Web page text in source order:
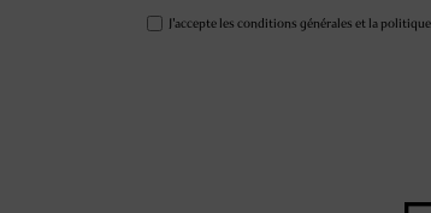
J'accepte les conditions générales et la